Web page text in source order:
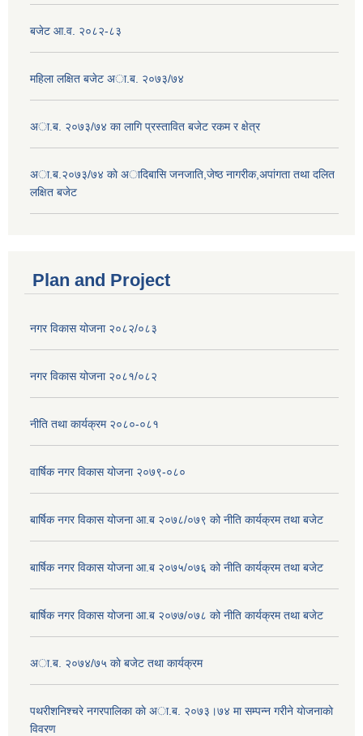
बजेट आ.व. २०८२-८३
महिला लक्षित बजेट अा.ब. २०७३/७४
अा.ब. २०७३/७४ का लागि प्रस्तावित बजेट रकम र क्षेत्र
अा.ब.२०७३/७४ काे अादिबासि जनजाति,जेष्ठ नागरीक,अपांगता तथा दलित
लक्षित बजेट
Plan and Project
नगर विकास योजना २०८२/०८३
नगर विकास योजना २०८१/०८२
नीति तथा कार्यक्रम २०८०-०८१
वार्षिक नगर विकास योजना २०७९-०८०
बार्षिक नगर विकास योजना आ.ब २०७८/०७९ को नीति कार्यक्रम तथा बजेट
बार्षिक नगर विकास योजना आ.ब २०७५/०७६ को नीति कार्यक्रम तथा बजेट
बार्षिक नगर विकास योजना आ.ब २०७७/०७८ को नीति कार्यक्रम तथा बजेट
अा.ब. २०७४/७५ काे बजेट तथा कार्यक्रम
पथरीशनिश्चरे नगरपालिका काे अा.ब. २०७३।७४ मा सम्पन्न गरीने याेजनाकाे
विवरण